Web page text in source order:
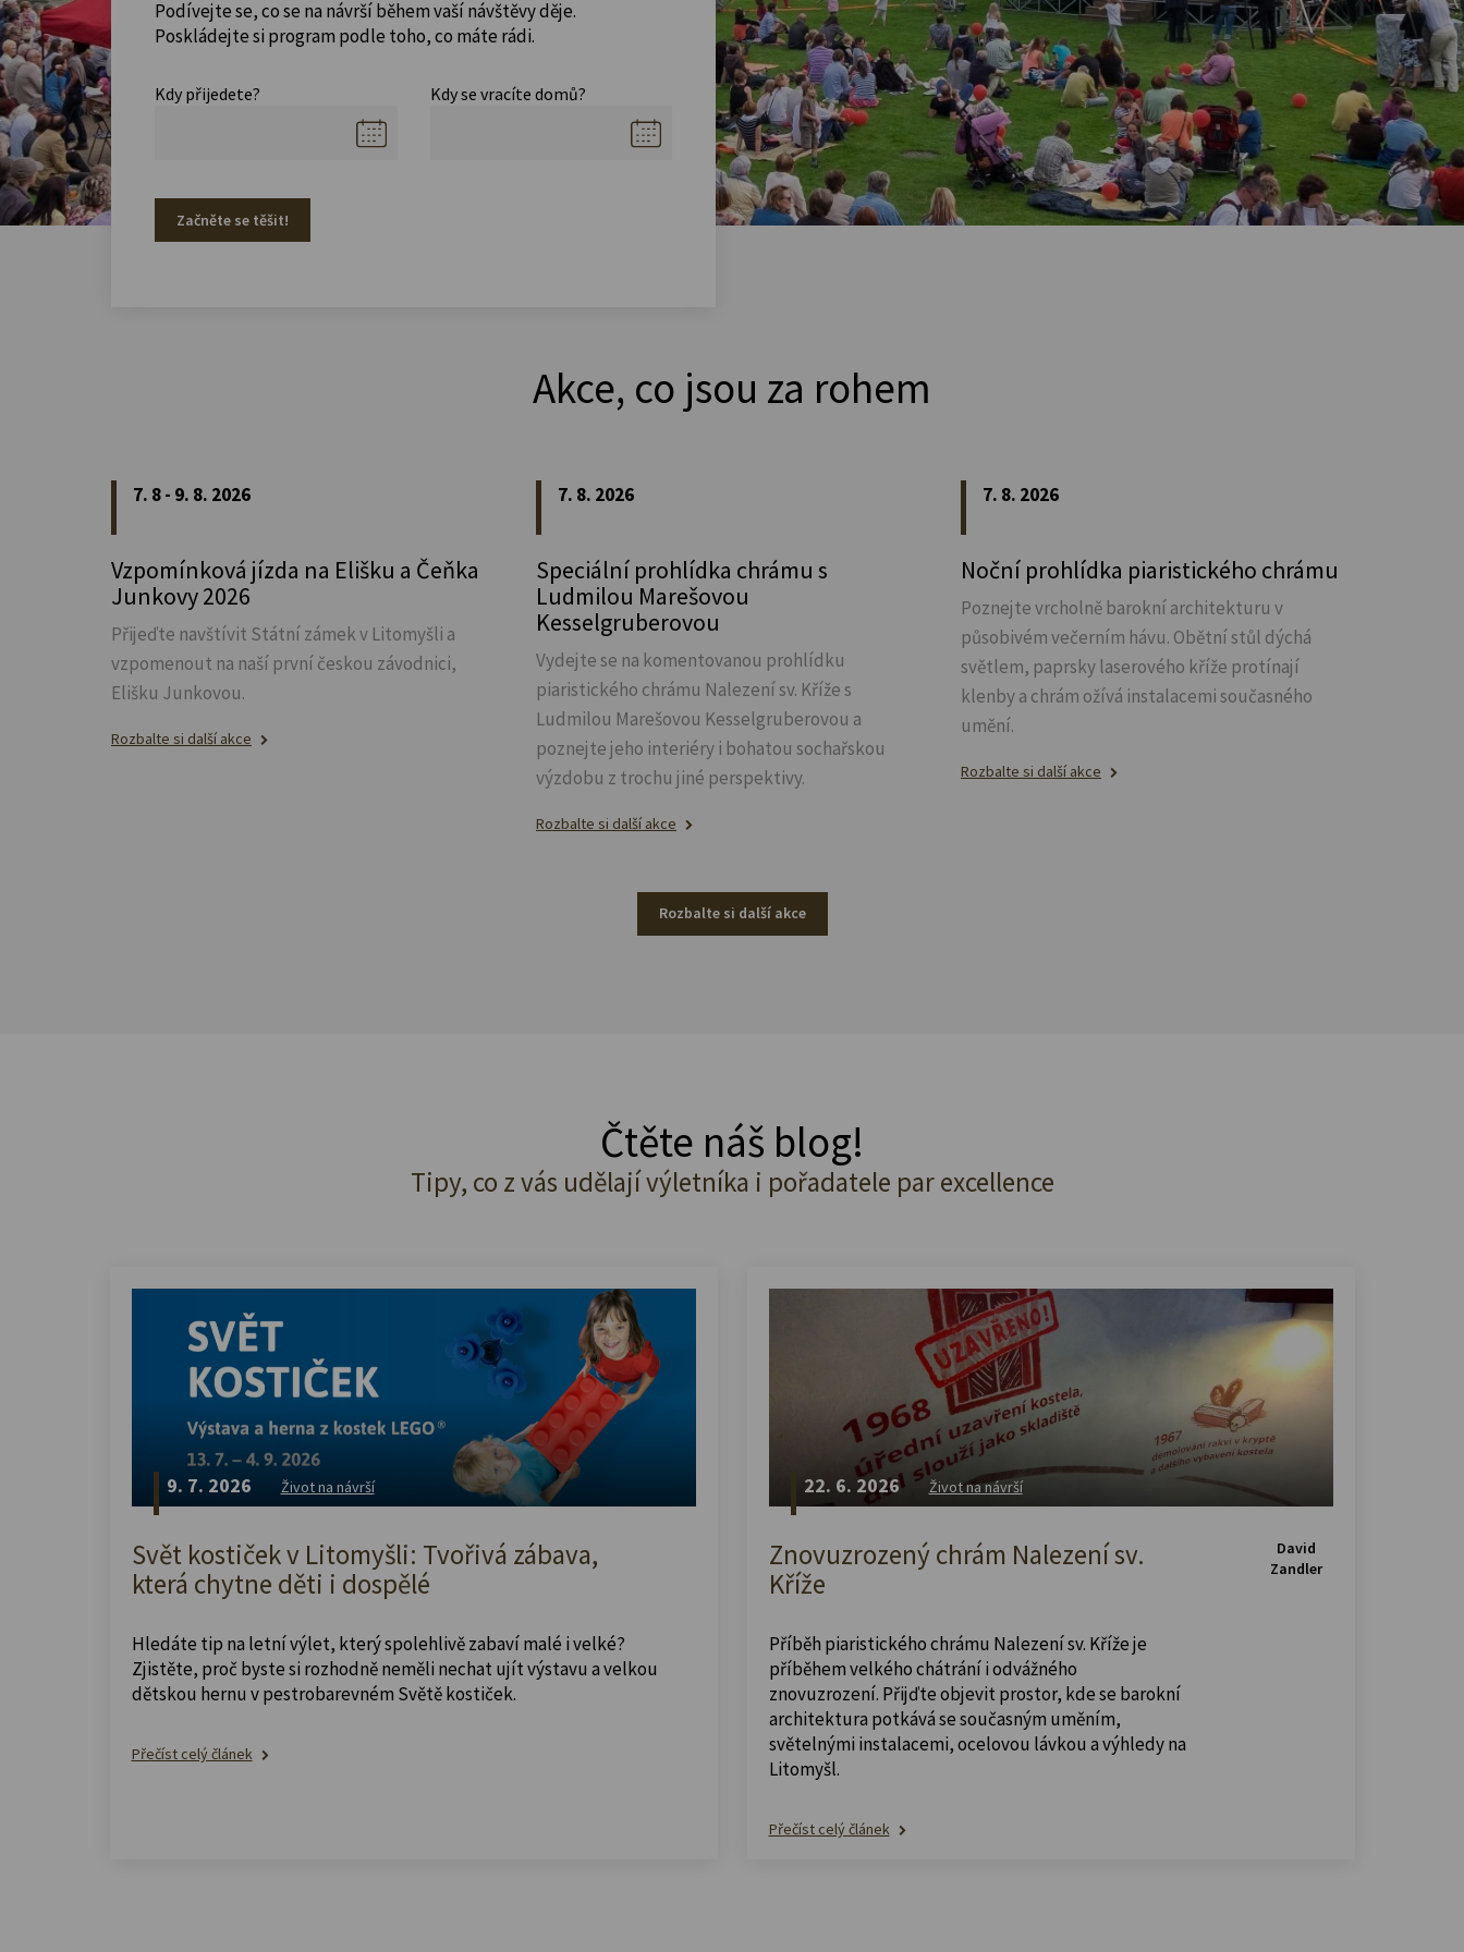
Podívejte se, co se na návrší během vaší návštěvy děje.
Poskládejte si program podle toho, co máte rádi.
Kdy přijedete? Kdy se vracíte domů?
Začněte se těšit!
Akce, co jsou za rohem
7. 8 - 9. 8. 2026
Vzpomínková jízda na Elišku a Čeňka
Junkovy 2026
Přijeďte navštívit Státní zámek v Litomyšli a
vzpomenout na naší první českou závodnici,
Elišku Junkovou.
Rozbalte si další akce
7. 8. 2026
Speciální prohlídka chrámu s
Ludmilou Marešovou
Kesselgruberovou
Vydejte se na komentovanou prohlídku
piaristického chrámu Nalezení sv. Kříže s
Ludmilou Marešovou Kesselgruberovou a
poznejte jeho interiéry i bohatou sochařskou
výzdobu z trochu jiné perspektivy.
Rozbalte si další akce
7. 8. 2026
Noční prohlídka piaristického chrámu
Poznejte vrcholně barokní architekturu v
působivém večerním hávu. Obětní stůl dýchá
světlem, paprsky laserového kříže protínají
klenby a chrám ožívá instalacemi současného
umění.
Rozbalte si další akce
Rozbalte si další akce
Čtěte náš blog!
Tipy, co z vás udělají výletníka i pořadatele par excellence
9. 7. 2026 Život na návrší
Svět kostiček v Litomyšli: Tvořivá zábava,
která chytne děti i dospělé
Hledáte tip na letní výlet, který spolehlivě zabaví malé i velké?
Zjistěte, proč byste si rozhodně neměli nechat ujít výstavu a velkou
dětskou hernu v pestrobarevném Světě kostiček.
Přečíst celý článek
22. 6. 2026 Život na návrší
Znovuzrozený chrám Nalezení sv.
Kříže
Příběh piaristického chrámu Nalezení sv. Kříže je
příběhem velkého chátrání i odvážného
znovuzrození. Přijďte objevit prostor, kde se barokní
architektura potkává se současným uměním,
světelnými instalacemi, ocelovou lávkou a výhledy na
Litomyšl.
Přečíst celý článek
David
Zandler